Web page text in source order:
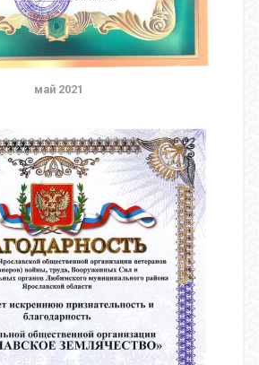
май 2021